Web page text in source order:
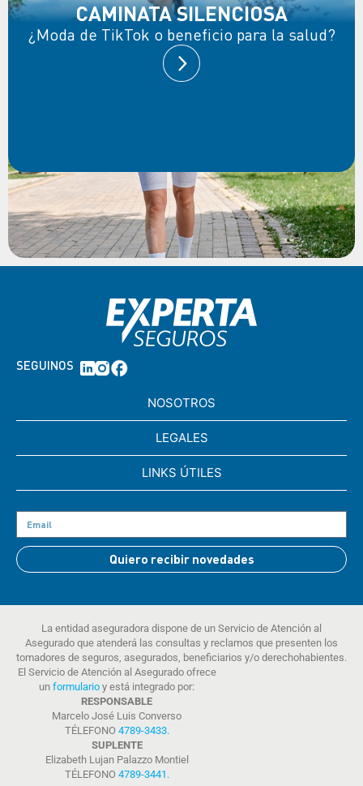
CAMINATA SILENCIOSA
¿Moda de TikTok o beneficio para la salud?
SEGUINOS
NOSOTROS
LEGALES
LINKS ÚTILES
Quiero recibir novedades
La entidad aseguradora dispone de un Servicio de Atención al
Asegurado que atenderá las consultas y reclamos que presenten los
tomadores de seguros, asegurados, beneficiarios y/o derechohabientes.
El Servicio de Atención al Asegurado ofrece
un formulario y está integrado por:
RESPONSABLE
Marcelo José Luis Converso
TÉLEFONO 4789-3433.
SUPLENTE
Elizabeth Lujan Palazzo Montiel
TÉLEFONO 4789-3441 .